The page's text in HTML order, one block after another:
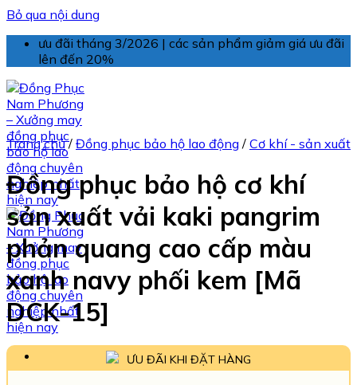
Bỏ qua nội dung
ưu đãi tháng 3/2026 | các sản phẩm giảm giá ưu đãi
lên đến 20%
Trang chủ / Đồng phục bảo hộ lao động / Cơ khí - sản xuất
Đồng phục bảo hộ cơ khí
sản xuất vải kaki pangrim
phản quang cao cấp màu
xanh navy phối kem [Mã
DCK-15]
ƯU ĐÃI KHI ĐẶT HÀNG